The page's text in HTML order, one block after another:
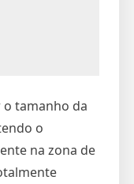
tamanho da
o
na zona de